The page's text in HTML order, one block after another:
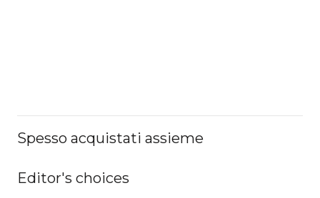
Spesso acquistati assieme
Editor's choices